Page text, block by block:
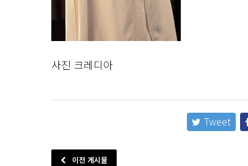
사진 크레디아
Tweet
이전 게시물